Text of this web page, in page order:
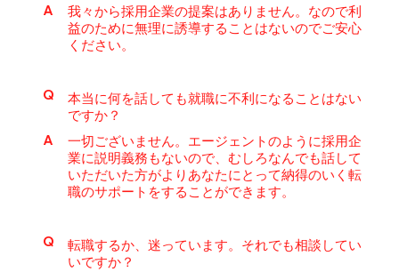
A
我々から採用企業の提案はありません。なので利
益のために無理に誘導することはないのでご安心
ください。
Q
本当に何を話しても就職に不利になることはない
ですか？
A
一切ございません。エージェントのように採用企
業に説明義務もないので、むしろなんでも話して
いただいた方がよりあなたにとって納得のいく転
職のサポートをすることができます。
Q
転職するか、迷っています。それでも相談してい
いですか？